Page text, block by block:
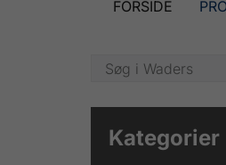
FORSIDE
Kategorier